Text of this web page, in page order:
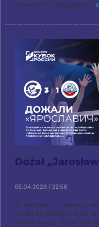
Jenisejem o zwycięstwo??
Dożał
05.04.2026 / 22:56
W każdym z czterech
skutku 25 punkt?w, tylko
punkty więcej. Poza tym